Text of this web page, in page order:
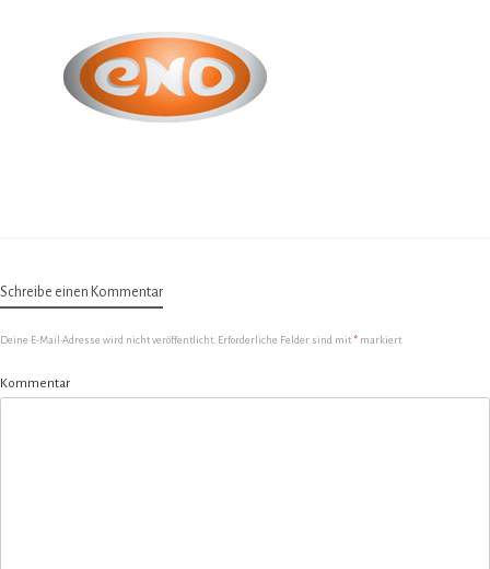
Schreibe einen Kommentar
Deine E-Mail-Adresse wird nicht veröffentlicht. Erforderliche Felder sind mit * markiert
Kommentar